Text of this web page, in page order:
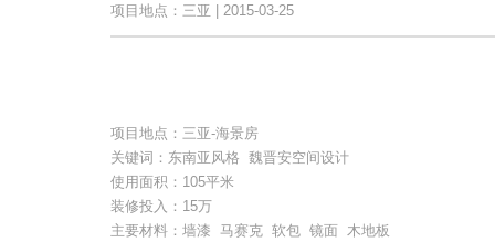
项目地点：三亚 | 2015-03-25
项目地点：三亚-海景房
关键词：东南亚风格 魏晋安空间设计
使用面积：105平米
装修投入：15万
主要材料：墙漆 马赛克 软包 镜面 木地板